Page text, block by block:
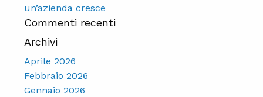
un’azienda cresce
Commenti recenti
Archivi
Aprile 2026
Febbraio 2026
Gennaio 2026